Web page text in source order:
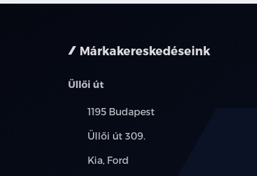
kapcsolatot. A használt autó
Márkakereskedéseink
Üllői út
Település:
1195 Budapest
Cím:
Üllői út 309.
Márkák:
Kia, Ford